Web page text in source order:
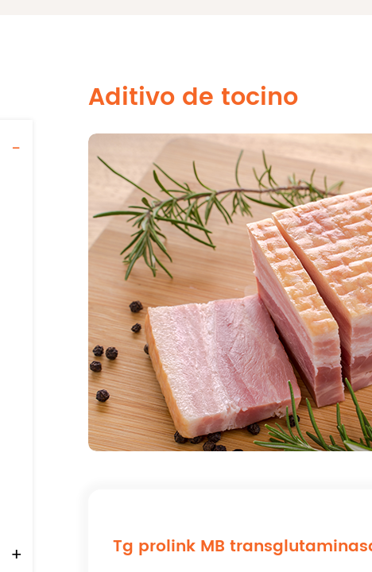
-
+
Aditivo de tocino
Tg prolink MB